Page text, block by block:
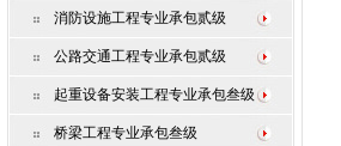
消防设施工程专业承包贰级
公路交通工程专业承包贰级
起重设备安装工程专业承包叁级
桥梁工程专业承包叁级